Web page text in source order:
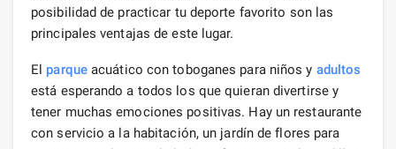
posibilidad de practicar tu deporte favorito son las
principales ventajas de este lugar.
El parqueacuático con toboganes para niños y adultos
está esperando a todos los que quieran divertirse y
tener muchas emociones positivas. Hay un restaurante
con servicio a la habitación, un jardín de flores para